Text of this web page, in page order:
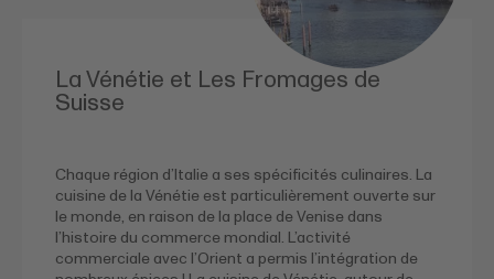
La Vénétie et Les Fromages de
Suisse
Chaque région d’Italie a ses spécificités culinaires. La
cuisine de la Vénétie est particulièrement ouverte sur
le monde, en raison de la place de Venise dans
l’histoire du commerce mondial. L’activité
commerciale avec l’Orient a permis l’intégration de